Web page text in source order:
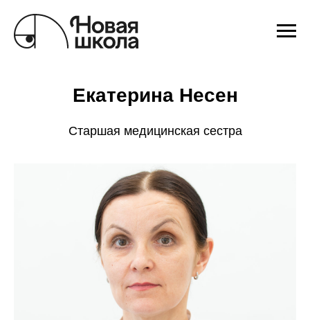
Екатерина Несен
Старшая медицинская сестра